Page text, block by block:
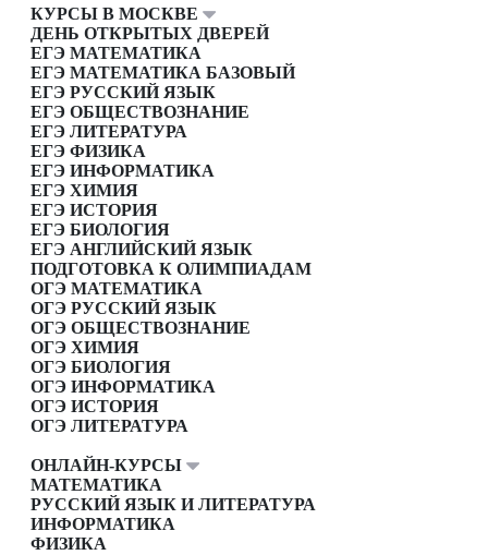
КУРСЫ В МОСКВЕ
ДЕНЬ ОТКРЫТЫХ ДВЕРЕЙ
ЕГЭ МАТЕМАТИКА
ЕГЭ МАТЕМАТИКА БАЗОВЫЙ
ЕГЭ РУССКИЙ ЯЗЫК
ЕГЭ ОБЩЕСТВОЗНАНИЕ
ЕГЭ ЛИТЕРАТУРА
ЕГЭ ФИЗИКА
ЕГЭ ИНФОРМАТИКА
ЕГЭ ХИМИЯ
ЕГЭ ИСТОРИЯ
ЕГЭ БИОЛОГИЯ
ЕГЭ АНГЛИЙСКИЙ ЯЗЫК
ПОДГОТОВКА К ОЛИМПИАДАМ
ОГЭ МАТЕМАТИКА
ОГЭ РУССКИЙ ЯЗЫК
ОГЭ ОБЩЕСТВОЗНАНИЕ
ОГЭ ХИМИЯ
ОГЭ БИОЛОГИЯ
ОГЭ ИНФОРМАТИКА
ОГЭ ИСТОРИЯ
ОГЭ ЛИТЕРАТУРА
ОНЛАЙН-КУРСЫ
МАТЕМАТИКА
РУССКИЙ ЯЗЫК И ЛИТЕРАТУРА
ИНФОРМАТИКА
ФИЗИКА